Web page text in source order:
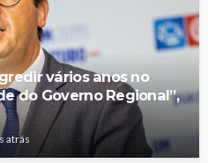
vários anos no
do Governo Regional”,
atrás